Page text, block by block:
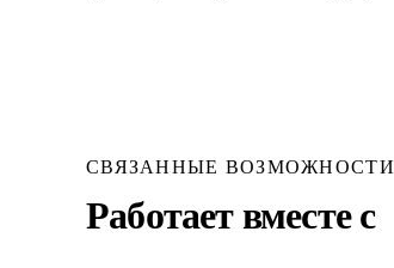
СВЯЗАННЫЕ ВОЗМОЖНОСТИ
Работает вместе с